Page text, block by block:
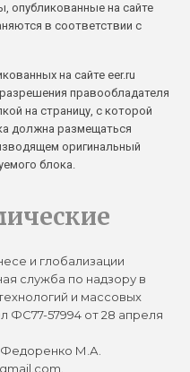
опубликованные на сайте
в соответствии с
на сайте eer.ru
правообладателя
на страницу, с которой
должна размещаться
оригинальный
блока.
и глобализации
служба по надзору в
и массовых
ФС77-57994 от 28 апреля
Федоренко М.А.